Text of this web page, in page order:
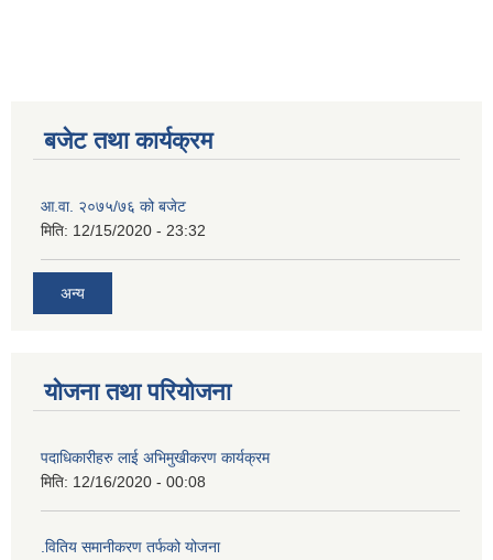
बजेट तथा कार्यक्रम
आ.वा. २०७५/७६ को बजेट
मिति: 12/15/2020 - 23:32
अन्य
योजना तथा परियोजना
पदाधिकारीहरु लाई अभिमुखीकरण कार्यक्रम
मिति: 12/16/2020 - 00:08
.वितिय समानीकरण तर्फको योजना